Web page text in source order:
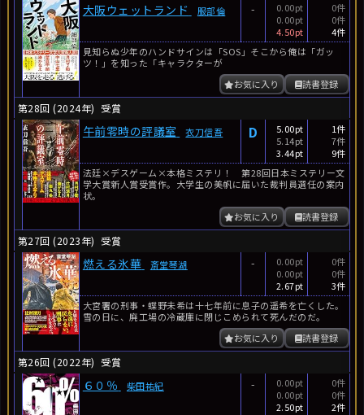
大阪ウェットランド 服部倫 -
0.00pt
0.00pt
4.50pt
0件
0件
4件
見知らぬ少年のハンドサインは「SOS」そこから俺は「ガッ
ツ！」を知った「キャラクターが
読書登録
お気に入り
第28回 (2024年) 受賞
午前零時の評議室 衣刀信吾 D
5.00pt
5.14pt
3.44pt
1件
7件
9件
法廷×デスゲーム×本格ミステリ！ 第28回日本ミステリー文
学大賞新人賞受賞作。大学生の美帆に届いた裁判員選任の案内
状。
読書登録
お気に入り
第27回 (2023年) 受賞
燃える氷華 斎堂琴湖 -
0.00pt
0.00pt
2.67pt
0件
0件
3件
大宮署の刑事・蝶野未希は十七年前に息子の遥希を亡くした。
雪の日に、廃工場の冷蔵庫に閉じこめられて死んだのだ。
読書登録
お気に入り
第26回 (2022年) 受賞
６０％ 柴田祐紀 -
0.00pt
0.00pt
2.50pt
0件
0件
2件